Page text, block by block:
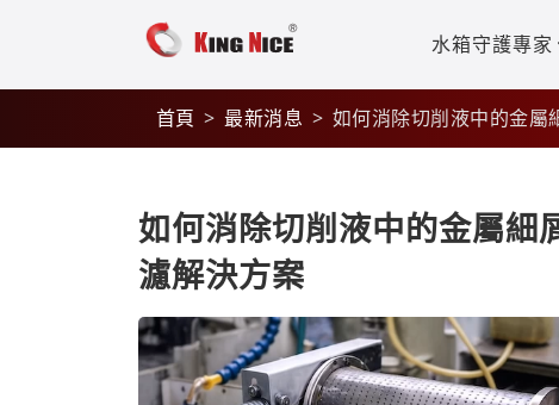
水箱守護專家
首頁 最新消息 如何消除切削液中的金屬
如何消除切削液中的金屬細
濾解決方案